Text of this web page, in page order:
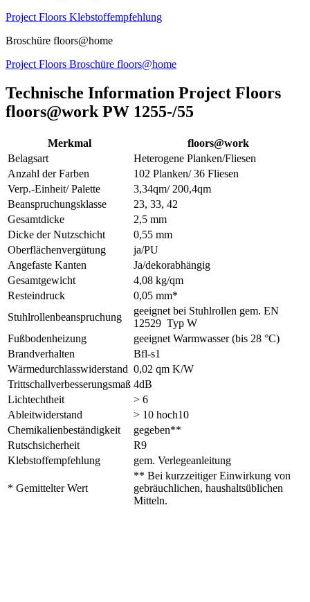
Project Floors Klebstoffempfehlung
Broschüre floors@home
Project Floors Broschüre floors@home
Technische Information Project Floors
floors@work PW 1255-/55
Merkmal
floors@work
Belagsart
Heterogene Planken/Fliesen
Anzahl der Farben
102 Planken/ 36 Fliesen
Verp.-Einheit/ Palette
3,34qm/ 200,4qm
Beanspruchungsklasse
23, 33, 42
Gesamtdicke
2,5 mm
Dicke der Nutzschicht
0,55 mm
Oberflächenvergütung
ja/PU
Angefaste Kanten
Ja/dekorabhängig
Gesamtgewicht
4,08 kg/qm
Resteindruck
0,05 mm*
Stuhlrollenbeanspruchung
geeignet bei Stuhlrollen gem. EN
12529 Typ W
Fußbodenheizung
geeignet Warmwasser (bis 28 °C)
Brandverhalten
Bfl-s1
Wärmedurchlasswiderstand 0,02 qm K/W
Trittschallverbesserungsmaß 4dB
Lichtechtheit
> 6
Ableitwiderstand
> 10 hoch10
Chemikalienbeständigkeit
gegeben**
Rutschsicherheit
R9
Klebstoffempfehlung
gem. Verlegeanleitung
* Gemittelter Wert
** Bei kurzzeitiger Einwirkung von
gebräuchlichen, haushaltsüblichen
Mitteln.